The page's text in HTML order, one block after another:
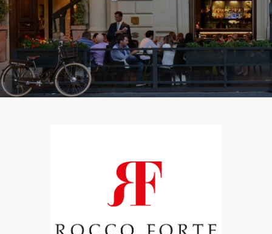
中美洲
伯
合酋长国
斯坦
斯坦
2026年5月15日-27日）
加斯加空中游猎 （2026年6月1
）
干地区的希腊与罗马遗产 – 奥尔
行（2026年6月1日 – 13日）
牙比利牛斯山道与巴斯克雅致旅程
斯远东 ：原始荒野与被遗忘的历
尔巴，扬帆起航独家探秘（2026
｜卓美亚阿拉伯港酒店